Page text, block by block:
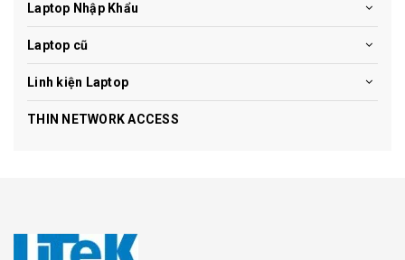
Laptop Nhập Khẩu
Laptop cũ
Linh kiện Laptop
THIN NETWORK ACCESS